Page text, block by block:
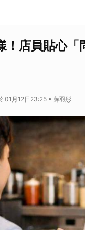
！店員貼心
01月12日23:25 • 薛羽彤